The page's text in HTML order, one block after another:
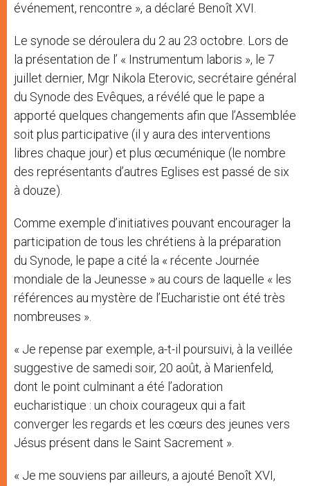
événement, rencontre », a déclaré Benoît XVI.
Le synode se déroulera du 2 au 23 octobre. Lors de
la présentation de l’ « Instrumentum laboris », le 7
juillet dernier, Mgr Nikola Eterovic, secrétaire général
du Synode des Evêques, a révélé que le pape a
apporté quelques changements afin que l’Assemblée
soit plus participative (il y aura des interventions
libres chaque jour) et plus œcuménique (le nombre
des représentants d’autres Eglises est passé de six
à douze).
Comme exemple d’initiatives pouvant encourager la
participation de tous les chrétiens à la préparation
du Synode, le pape a cité la « récente Journée
mondiale de la Jeunesse » au cours de laquelle « les
références au mystère de l’Eucharistie ont été très
nombreuses ».
« Je repense par exemple, a-t-il poursuivi, à la veillée
suggestive de samedi soir, 20 août, à Marienfeld,
dont le point culminant a été l’adoration
eucharistique : un choix courageux qui a fait
converger les regards et les cœurs des jeunes vers
Jésus présent dans le Saint Sacrement ».
« Je me souviens par ailleurs, a ajouté Benoît XVI,